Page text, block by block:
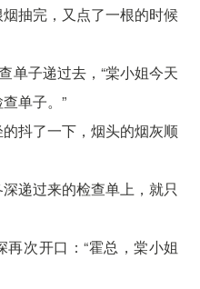
抽完，又点了一根的时候
单子递过去，“棠小姐今天
单子。”
抖了一下，烟头的烟灰顺
递过来的检查单上，就只
次开口：“霍总，棠小姐